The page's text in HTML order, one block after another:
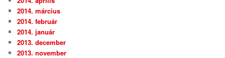
2014. március
2014. február
2014. január
2013. december
2013. november